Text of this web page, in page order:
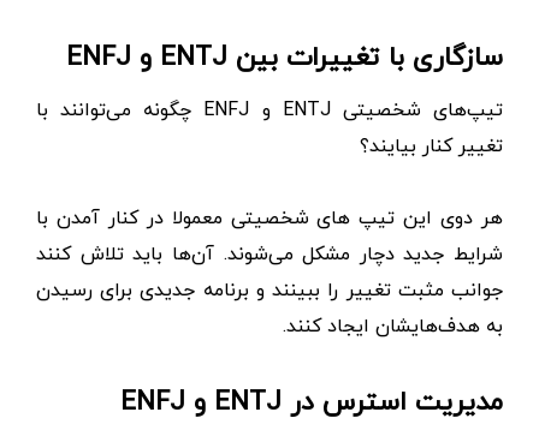
سازگاری با تغییرات بین ENTJ و ENFJ
تیپ‌های شخصیتی ENTJ و ENFJ چگونه می‌توانند با
تغییر کنار بیایند؟
هر دوی این تیپ های شخصیتی معمولا در کنار آمدن با
شرایط جدید دچار مشکل می‌شوند. آن‌ها باید تلاش‌ کنند
جوانب مثبت تغییر را ببینند و برنامه جدیدی برای رسیدن
به هدف‌هایشان ایجاد کنند.
مدیریت استرس در ENTJ و ENFJ